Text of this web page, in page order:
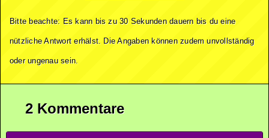
Bitte beachte: Es kann bis zu 30 Sekunden dauern bis du eine
nützliche Antwort erhälst. Die Angaben können zudem unvollständig
oder ungenau sein.
2 Kommentare